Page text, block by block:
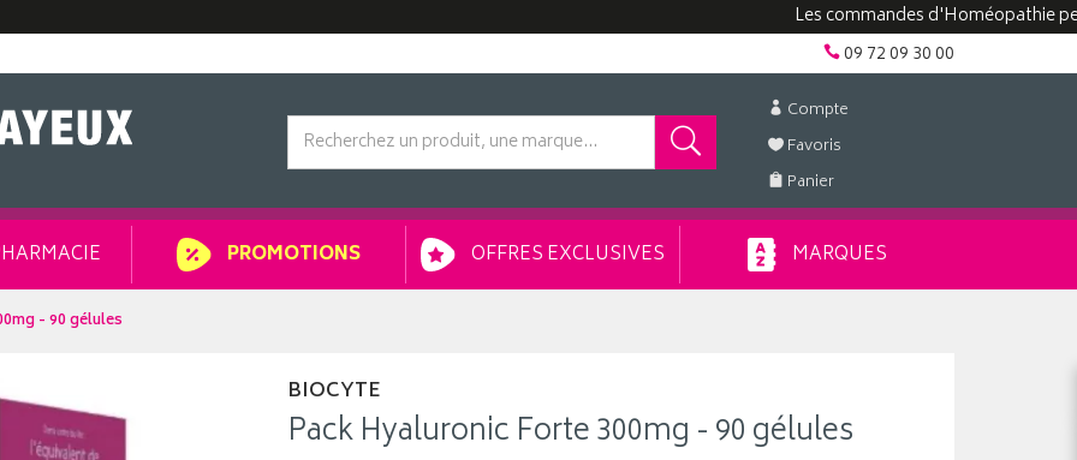
Les commandes d'Homéopathie
09 72 09 30 00
Compte
Favoris
Panier
PROMOTIONS OFFRES EXCLUSIVES MARQUES
- 90 gélules
BIOCYTE
Pack Hyaluronic Forte 300mg - 90 gélules